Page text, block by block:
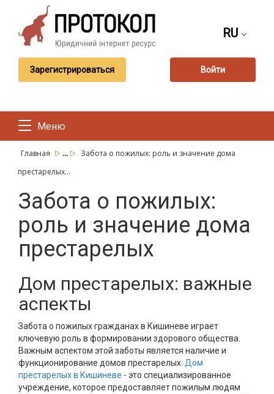
RU
Зарегистрироваться Войти
Меню
Главная ...
Забота о пожилых: роль и значение дома
престарелых...
Забота о пожилых:
роль и значение дома
престарелых
Дом престарелых: важные
аспекты
Забота о пожилых гражданах в Кишиневе играет
ключевую роль в формировании здорового общества.
Важным аспектом этой заботы является наличие и
функционирование домов престарелых. Дом
престарелых в Кишиневе - это специализированное
учреждение, которое предоставляет пожилым людям